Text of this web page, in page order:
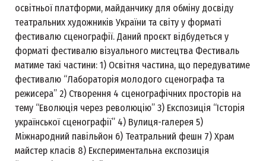
освітньої платформи, майданчику для обміну досвіду
театральних художників України та світу у форматі
фестивалю сценографії. Даний проєкт відбудеться у
форматі фестивалю візуального мистецтва Фестиваль
матиме такі частини: 1) Освітня частина, що передуватиме
фестивалю “Лабораторія молодого сценографа та
режисера” 2) Створення 4 сценографічних просторів на
тему “Еволюція через революцію” 3) Експозиція “Історія
української сценографії” 4) Вулиця-галерея 5)
Міжнародний павільйон 6) Театральний фешн 7) Храм
майстер класів 8) Експериментальна експозиція